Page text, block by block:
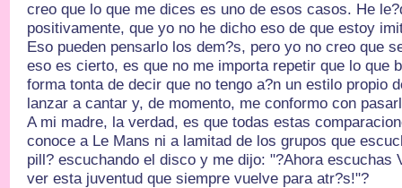
creo que lo que me dices es uno de esos casos. He
positivamente, que yo no he dicho eso de que estoy
Eso pueden pensarlo los dem?s, pero yo no creo que
eso es cierto, es que no me importa repetir que lo que
forma tonta de decir que no tengo a?n un estilo propio
lanzar a cantar y, de momento, me conformo con
A mi madre, la verdad, es que todas estas
conoce a Le Mans ni a lamitad de los grupos que
pill? escuchando el disco y me dijo: "?Ahora escuchas
ver esta juventud que siempre vuelve para atr?s!"?